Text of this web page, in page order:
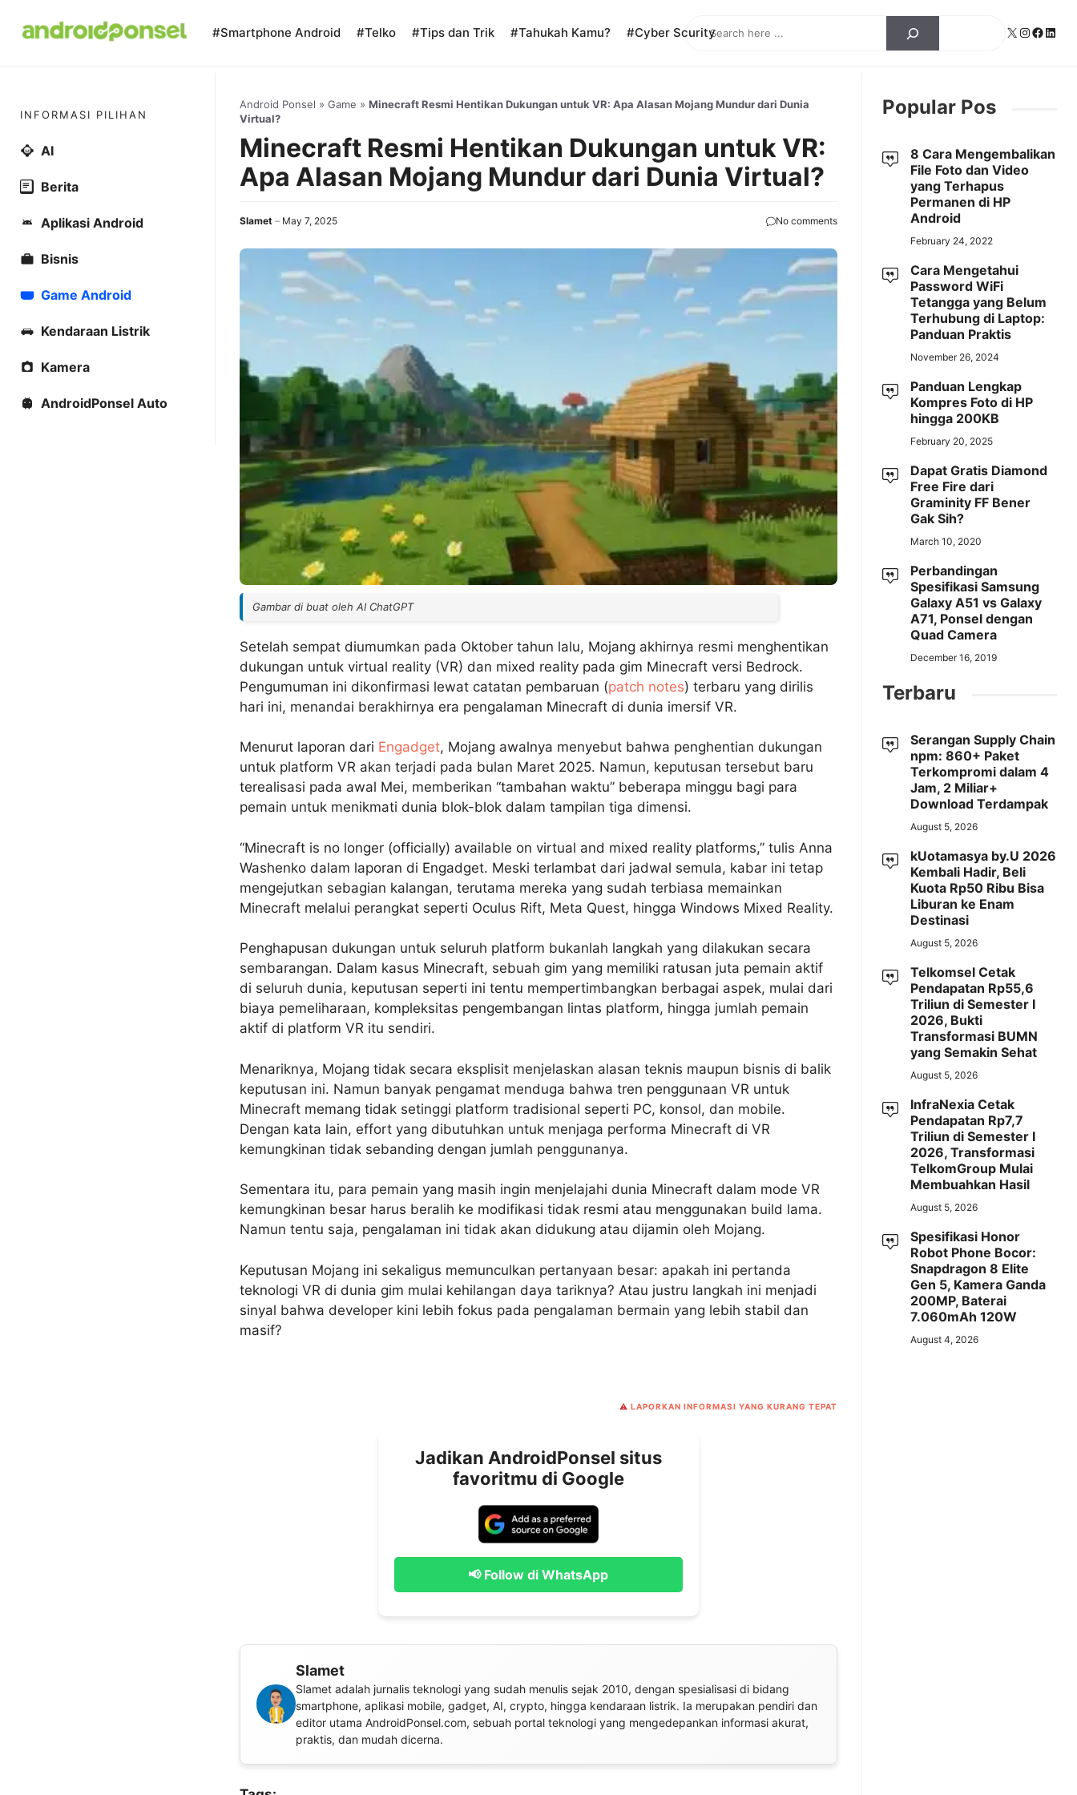
Search X Instagram
#Smartphone Android #Telko #Tips dan Trik #Tahukah Kamu? #Cyber Scurity
Android Ponsel » Game » Minecraft Resmi Hentikan Dukungan untuk VR: Apa Alasan Mojang Mundur dari Dunia
Virtual?
Minecraft Resmi Hentikan Dukungan untuk VR:
Apa Alasan Mojang Mundur dari Dunia Virtual?
Slamet May 7, 2025 No comments
Gambar di buat oleh AI ChatGPT
Setelah sempat diumumkan pada Oktober tahun lalu, Mojang akhirnya resmi menghentikan
dukungan untuk virtual reality (VR) dan mixed reality pada gim Minecraft versi Bedrock.
Pengumuman ini dikonfirmasi lewat catatan pembaruan (patch notes) terbaru yang dirilis
hari ini, menandai berakhirnya era pengalaman Minecraft di dunia imersif VR.
Menurut laporan dari Engadget, Mojang awalnya menyebut bahwa penghentian dukungan
untuk platform VR akan terjadi pada bulan Maret 2025. Namun, keputusan tersebut baru
terealisasi pada awal Mei, memberikan “tambahan waktu” beberapa minggu bagi para
pemain untuk menikmati dunia blok-blok dalam tampilan tiga dimensi.
“Minecraft is no longer (officially) available on virtual and mixed reality platforms,” tulis Anna
Washenko dalam laporan di Engadget. Meski terlambat dari jadwal semula, kabar ini tetap
mengejutkan sebagian kalangan, terutama mereka yang sudah terbiasa memainkan
Minecraft melalui perangkat seperti Oculus Rift, Meta Quest, hingga Windows Mixed Reality.
Penghapusan dukungan untuk seluruh platform bukanlah langkah yang dilakukan secara
sembarangan. Dalam kasus Minecraft, sebuah gim yang memiliki ratusan juta pemain aktif
di seluruh dunia, keputusan seperti ini tentu mempertimbangkan berbagai aspek, mulai dari
biaya pemeliharaan, kompleksitas pengembangan lintas platform, hingga jumlah pemain
aktif di platform VR itu sendiri.
Menariknya, Mojang tidak secara eksplisit menjelaskan alasan teknis maupun bisnis di balik
keputusan ini. Namun banyak pengamat menduga bahwa tren penggunaan VR untuk
Minecraft memang tidak setinggi platform tradisional seperti PC, konsol, dan mobile.
Dengan kata lain, effort yang dibutuhkan untuk menjaga performa Minecraft di VR
kemungkinan tidak sebanding dengan jumlah penggunanya.
Sementara itu, para pemain yang masih ingin menjelajahi dunia Minecraft dalam mode VR
kemungkinan besar harus beralih ke modifikasi tidak resmi atau menggunakan build lama.
Namun tentu saja, pengalaman ini tidak akan didukung atau dijamin oleh Mojang.
Keputusan Mojang ini sekaligus memunculkan pertanyaan besar: apakah ini pertanda
teknologi VR di dunia gim mulai kehilangan daya tariknya? Atau justru langkah ini menjadi
sinyal bahwa developer kini lebih fokus pada pengalaman bermain yang lebih stabil dan
masif?
⚠️ LAPORKAN INFORMASI YANG KURANG TEPAT
Jadikan AndroidPonsel situs
favoritmu di Google
📢 Follow di WhatsApp
Slamet
Slamet adalah jurnalis teknologi yang sudah menulis sejak 2010, dengan spesialisasi di bidang
smartphone, aplikasi mobile, gadget, AI, crypto, hingga kendaraan listrik. Ia merupakan pendiri dan
editor utama AndroidPonsel.com, sebuah portal teknologi yang mengedepankan informasi akurat,
praktis, dan mudah dicerna.
INFORMASI PILIHAN
AI
Berita
Aplikasi Android
Bisnis
Game Android
Kendaraan Listrik
Kamera
AndroidPonsel Auto
Popular Pos
8 Cara Mengembalikan
File Foto dan Video
yang Terhapus
Permanen di HP
Android
February 24, 2022
Cara Mengetahui
Password WiFi
Tetangga yang Belum
Terhubung di Laptop:
Panduan Praktis
November 26, 2024
Panduan Lengkap
Kompres Foto di HP
hingga 200KB
February 20, 2025
Dapat Gratis Diamond
Free Fire dari
Graminity FF Bener
Gak Sih?
March 10, 2020
Perbandingan
Spesifikasi Samsung
Galaxy A51 vs Galaxy
A71, Ponsel dengan
Quad Camera
December 16, 2019
Terbaru
Serangan Supply Chain
npm: 860+ Paket
Terkompromi dalam 4
Jam, 2 Miliar+
Download Terdampak
August 5, 2026
kUotamasya by.U 2026
Kembali Hadir, Beli
Kuota Rp50 Ribu Bisa
Liburan ke Enam
Destinasi
August 5, 2026
Telkomsel Cetak
Pendapatan Rp55,6
Triliun di Semester I
2026, Bukti
Transformasi BUMN
yang Semakin Sehat
August 5, 2026
InfraNexia Cetak
Pendapatan Rp7,7
Triliun di Semester I
2026, Transformasi
TelkomGroup Mulai
Membuahkan Hasil
August 5, 2026
Spesifikasi Honor
Robot Phone Bocor:
Snapdragon 8 Elite
Gen 5, Kamera Ganda
200MP, Baterai
7.060mAh 120W
August 4, 2026